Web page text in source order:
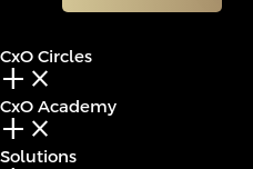
CxO Circles
add_2 close
CxO Academy
add_2 close
Solutions